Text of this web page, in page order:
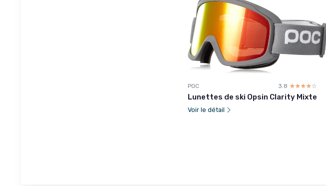
POC 3.8 ☆☆☆☆☆
★★★★★
Lunettes de ski Opsin Clarity Mixte
Voir le détail